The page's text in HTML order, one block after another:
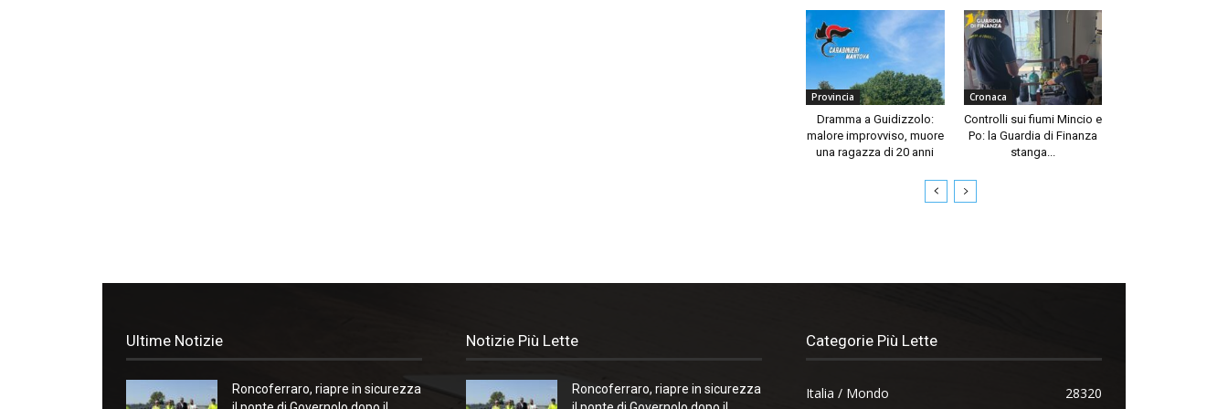
Provincia
Dramma a Guidizzolo:
malore improvviso, muore
una ragazza di 20 anni
Cronaca
Controlli sui fiumi Mincio e
Po: la Guardia di Finanza
stanga...
Ultime Notizie
Roncoferraro, riapre in sicurezza
Notizie Più Lette
Roncoferraro, riapre in sicurezza
Categorie Più Lette
Italia / Mondo 28320